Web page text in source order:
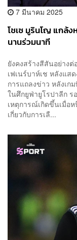
7 มีนาคม 2025
โชเซ มูรินโญ แกล้ง
นานร่วมนาที
ยังคงสร้างสีสันอย่าง
เฟเนร์บาห์เช หลังแส
การแถลงข่าว หลังเก
ในศึกยูฟ่ายูโรปาลีก
เหตุการณ์เกิดขึ้นเมื่อ
เกี่ยวกับการเลื...